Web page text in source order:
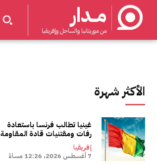
مــدار
من موريتانيا والساحل وإفريقيا
الأكثر شهرة
غينيا تطالب فرنسا باستعادة
رفات ومقتنيات قادة المقاومة
إفريقيا
7 أغسطس 2026، 12:26 مساءً